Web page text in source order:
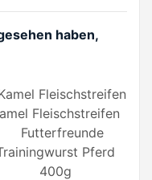
haben,
Fleischstreifen